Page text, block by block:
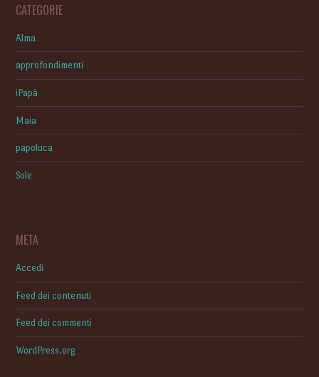
CATEGORIE
Alma
approfondimenti
iPapà
Maia
papoluca
Sole
META
Accedi
Feed dei contenuti
Feed dei commenti
WordPress.org